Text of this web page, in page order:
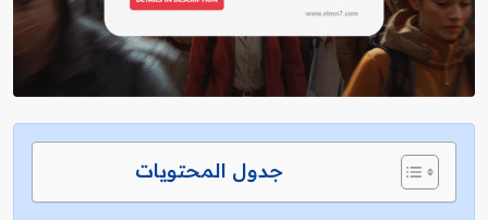
جدول المحتويات